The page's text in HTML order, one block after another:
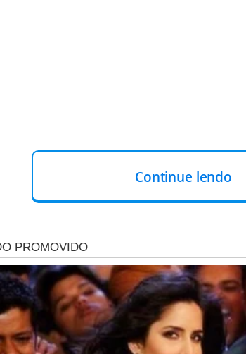
deles é considerado estável.
Todas as
o ocorrido e decretou luto de três dias.
Rodoviária Federal (PRF), a vaca estava
pelo fato de haver propriedades rurais na
sobre quem seria o dono da vaca.
Continue lendo